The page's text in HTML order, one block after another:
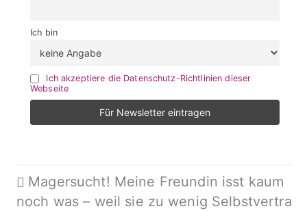
Ich bin
Ich akzeptiere die Datenschutz-Richtlinien dieser
Webseite
Beitragsnavigation
Magersucht! Meine Freundin isst kaum
noch was – weil sie zu wenig Selbstvertra